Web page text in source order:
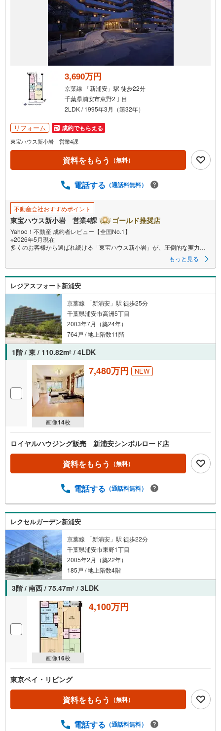
マ
イ
ペ
ジ
存
す
る
3,690万円
京葉線 「新浦安」駅 徒歩22分
千葉県浦安市東野2丁目
2LDK / 1995年3月（築32年）
リフォーム 成約でもらえる
東宝ハウス新小岩 営業4課
資料をもらう （無料）
電話する （通話料無料）
不動産会社おすすめポイント
東宝ハウス新小岩 営業4課 ゴールド推奨店
Yahoo！不動産 成約者レビュー【全国No.1】
※2026年5月現在
多くのお客様から選ばれ続ける「東宝ハウス新小岩」が、圧倒的な実力で
■本日見学OK■
営業時間内（9:00～20:00）はお電話でのご連絡がスムーズです。ご自宅へ
の送迎・最寄駅でのお待ち合わせ等、お気軽にご相談ください。
選ばれる3つの「圧倒的メリット」
（1）【業界最低水準の提携住宅ローン】
「他社で断られた」「借入がある」方も独自審査で多数承認！優遇金利と
各種手数料0円でお得に。
（2）【未来カレンダーで資金の不安ゼロへ】
専用ソフトで将来の家計を無料シミュレーション。「月々いくらなら安心
か」をプロが明確にします。
（3）【ご購入後の生涯サポート】
売って終わりではありません。専属FPがお引渡し後も一生涯お守りしま
Yahoo！不動産キャンペーン対象店舗
当店でのご成約でPayPayボーナスがもらえるキャンペーン対象です！※必
ずYahoo！ JAPAN IDでログインの上お問い合わせください。
もっと見る
レジアスフォート新浦安
京葉線 「新浦安」駅 徒歩25分
千葉県浦安市高洲5丁目
2003年7月（築24年）
764戸 / 地上階数11階
1階 / 東 / 110.82m2 / 4LDK
画像14枚
7,480万円 NEW
ロイヤルハウジング販売 新浦安シンボルロード店
資料をもらう （無料）
電話する （通話料無料）
レクセルガーデン新浦安
京葉線 「新浦安」駅 徒歩22分
千葉県浦安市東野1丁目
2005年2月（築22年）
185戸 / 地上階数4階
3階 / 南西 / 75.47m2 / 3LDK
画像16枚
4,100万円
東京ベイ・リビング
資料をもらう （無料）
電話する （通話料無料）